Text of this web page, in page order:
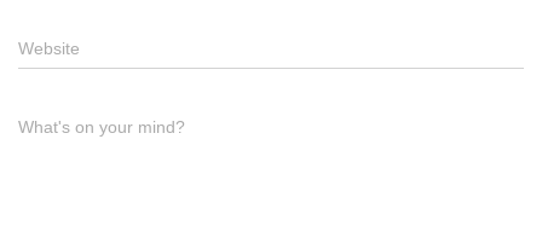
Website
What's on your mind?